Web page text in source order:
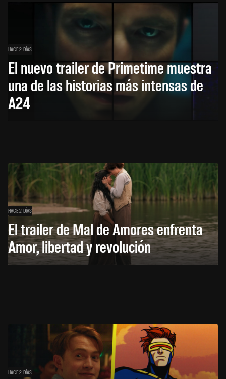
HACE 2 DÍAS
El nuevo trailer de Primetime muestra
una de las historias más intensas de
A24
HACE 2 DÍAS
El trailer de Mal de Amores enfrenta
Amor, libertad y revolución
HACE 2 DÍAS